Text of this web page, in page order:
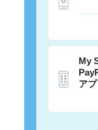
My
ア